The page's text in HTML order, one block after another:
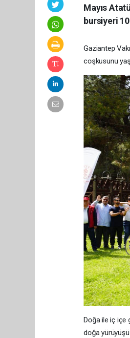
Mayıs
bursiyeri
Gaziantep
coşkusunu
Doğa ile iç içe
doğa